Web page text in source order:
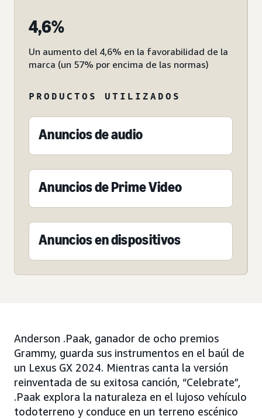
4,6%
Un aumento del 4,6% en la favorabilidad de la
marca (un 57% por encima de las normas)
PRODUCTOS UTILIZADOS
Anuncios de audio
Anuncios de Prime Video
Anuncios en dispositivos
Anderson .Paak, ganador de ocho premios
Grammy, guarda sus instrumentos en el baúl de
un Lexus GX 2024. Mientras canta la versión
reinventada de su exitosa canción, “Celebrate”,
.Paak explora la naturaleza en el lujoso vehículo
todoterreno y conduce en un terreno escénico